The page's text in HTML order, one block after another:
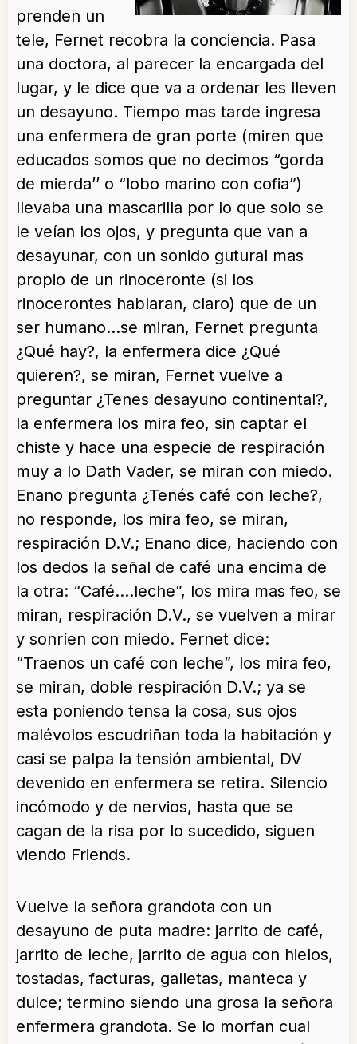
prenden un
tele, Fernet recobra la conciencia. Pasa
una doctora, al parecer la encargada del
lugar, y le dice que va a ordenar les lleven
un desayuno. Tiempo mas tarde ingresa
una enfermera de gran porte (miren que
educados somos que no decimos “gorda
de mierda’’ o “lobo marino con cofia”)
llevaba una mascarilla por lo que solo se
le veían los ojos, y pregunta que van a
desayunar, con un sonido gutural mas
propio de un rinoceronte (si los
rinocerontes hablaran, claro) que de un
ser humano…se miran, Fernet pregunta
¿Qué hay?, la enfermera dice ¿Qué
quieren?, se miran, Fernet vuelve a
preguntar ¿Tenes desayuno continental?,
la enfermera los mira feo, sin captar el
chiste y hace una especie de respiración
muy a lo Dath Vader, se miran con miedo.
Enano pregunta ¿Tenés café con leche?,
no responde, los mira feo, se miran,
respiración D.V.; Enano dice, haciendo con
los dedos la señal de café una encima de
la otra: “Café….leche”, los mira mas feo, se
miran, respiración D.V., se vuelven a mirar
y sonríen con miedo. Fernet dice:
“Traenos un café con leche”, los mira feo,
se miran, doble respiración D.V.; ya se
esta poniendo tensa la cosa, sus ojos
malévolos escudriñan toda la habitación y
casi se palpa la tensión ambiental, DV
devenido en enfermera se retira. Silencio
incómodo y de nervios, hasta que se
cagan de la risa por lo sucedido, siguen
viendo Friends.
Vuelve la señora grandota con un
desayuno de puta madre: jarrito de café,
jarrito de leche, jarrito de agua con hielos,
tostadas, facturas, galletas, manteca y
dulce; termino siendo una grosa la señora
enfermera grandota. Se lo morfan cual